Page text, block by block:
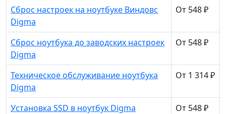
Сброс настроек на ноутбуке Виндовс
Digma
От 548 ₽
Сброс ноутбука до заводских настроек
Digma
От 548 ₽
Техническое обслуживание ноутбука
Digma
От 1 314 ₽
Установка SSD в ноутбук Digma
От 548 ₽